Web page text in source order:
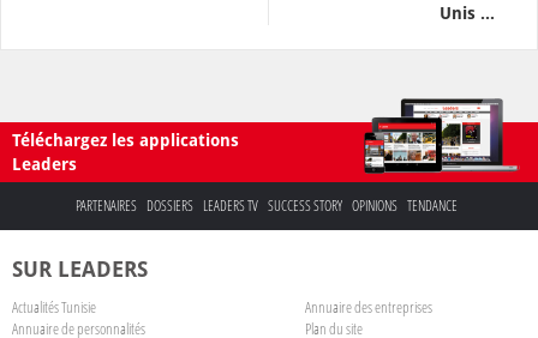
Unis ...
Téléchargez les applications
Leaders
PARTENAIRES DOSSIERS LEADERS TV SUCCESS STORY OPINIONS TENDANCE
SUR LEADERS
Actualités Tunisie
Annuaire des entreprises
Annuaire de personnalités
Plan du site